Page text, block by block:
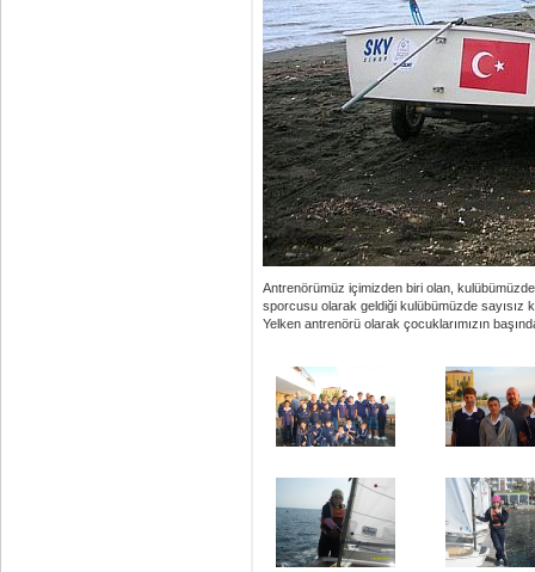
Antrenörümüz içimizden biri olan,
sporcusu olarak geldiği kulübümüzde sayısız
Yelken antrenörü olarak çocuklarımızın